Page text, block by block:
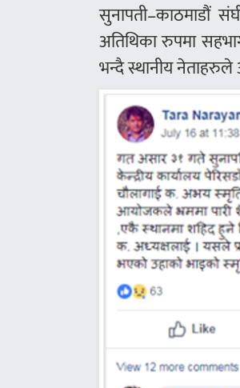
सुनापती–काठमाडौं
अतिथिका रुपमा
भन्दै स्थानीय